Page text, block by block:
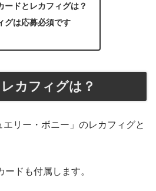
ードとレカフィグは？
グは応募必須です
カフィグは？
リー・ボニー」のレカフィグと
ドも付属します。